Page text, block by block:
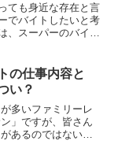
ても身近な存在と言
でバイトしたいと考
、スーパーのバイト
の仕事内容と
い？
多いファミリーレ
」ですが、皆さん
あるのではないで